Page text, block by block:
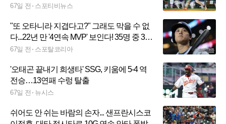
수밖에
67일 전 스포티비뉴스
"또 오타니라 지겹다고?" 그래도 막을 수 없
다...22년 만 '4연속 MVP' 보인다! 35명 중 30
명 1위표, 모의투표 압도적 선두
67일 전 스포탈코리아
'오태곤 끝내기 희생타' SSG, 키움에 5-4 역
전승…13연패 수렁 탈출
67일 전 뉴시스
쉬어도 안 쉬는 바람의 손자... 샌프란시스코